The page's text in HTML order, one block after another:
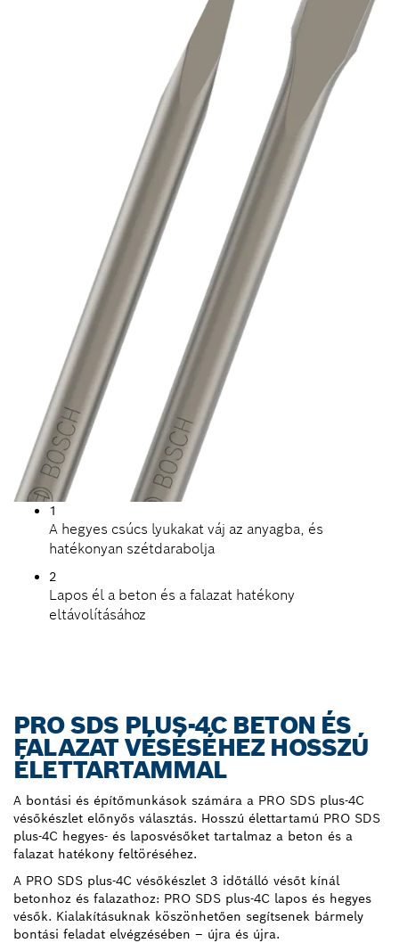
1
A hegyes csúcs lyukakat váj az anyagba, és
hatékonyan szétdarabolja
2
Lapos él a beton és a falazat hatékony
eltávolításához
PRO SDS PLUS-4C BETON ÉS
FALAZAT VÉSÉSÉHEZ HOSSZÚ
ÉLETTARTAMMAL
A bontási és építőmunkások számára a PRO SDS plus-4C
vésőkészlet előnyős választás. Hosszú élettartamú PRO SDS
plus-4C hegyes- és laposvésőket tartalmaz a beton és a
falazat hatékony feltöréséhez.
A PRO SDS plus-4C vésőkészlet 3 időtálló vésőt kínál
betonhoz és falazathoz: PRO SDS plus-4C lapos és hegyes
vésők. Kialakításuknak köszönhetően segítsenek bármely
bontási feladat elvégzésében – újra és újra.